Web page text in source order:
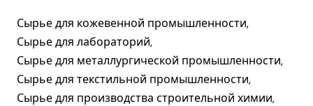
Сырье для кожевенной промышленности,
Сырье для лабораторий,
Сырье для металлургической промышленности,
Сырье для текстильной промышленности,
Сырье для производства строительной химии,